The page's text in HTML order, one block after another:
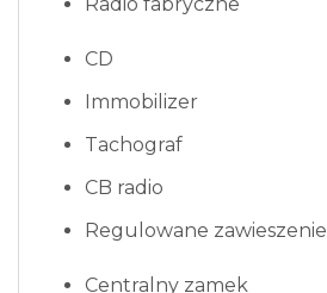
CD
Immobilizer
Tachograf
CB radio
Regulowane zawieszenie
Centralny zamek